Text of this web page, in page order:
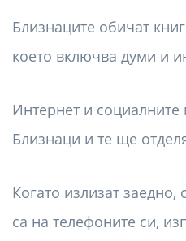
Близнаците обичат
което включва думи и
Интернет и
Близнаци и те ще
Когато излизат
са на телефоните си,